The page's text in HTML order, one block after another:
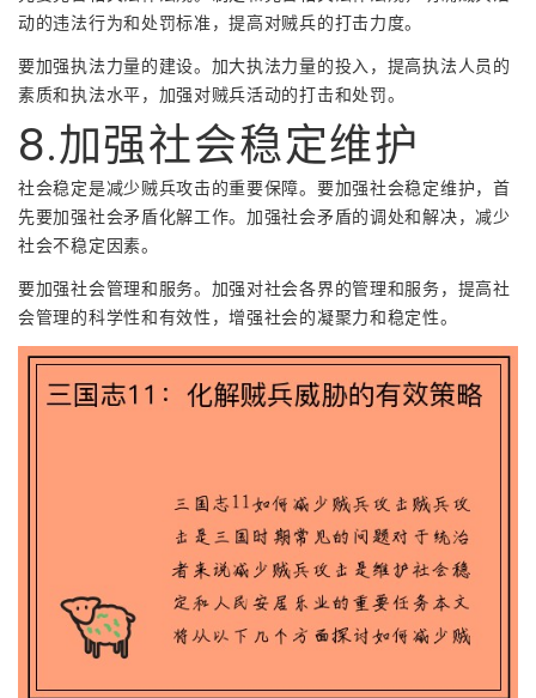
动的违法行为和处罚标准，提高对贼兵的打击力度。
要加强执法力量的建设。加大执法力量的投入，提高执法人员的
素质和执法水平，加强对贼兵活动的打击和处罚。
8.加强社会稳定维护
社会稳定是减少贼兵攻击的重要保障。要加强社会稳定维护，首
先要加强社会矛盾化解工作。加强社会矛盾的调处和解决，减少
社会不稳定因素。
要加强社会管理和服务。加强对社会各界的管理和服务，提高社
会管理的科学性和有效性，增强社会的凝聚力和稳定性。